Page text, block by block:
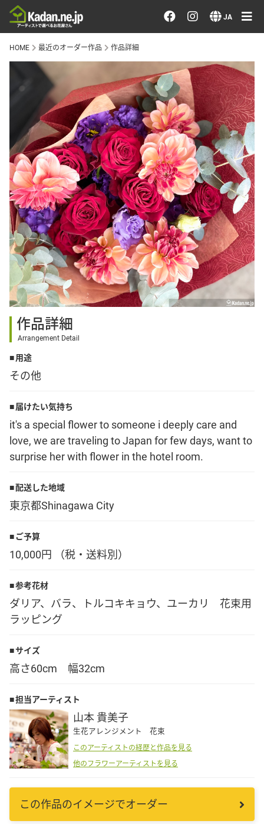
JA
お花を注文する・探す
おまかせ注文
最近のオーダー作品
アーティストで選ぶ
届けたい気持ちで選ぶ
会員メニュー
ログイン
会員登録
その他
プライバシーポリシー
instagram
Language
HOME 最近のオーダー作品 作品詳細
作品詳細
Arrangement Detail
用途
その他
届けたい気持ち
it's a special flower to someone i deeply care and
love, we are traveling to Japan for few days, want to
surprise her with flower in the hotel room.
配送した地域
東京都Shinagawa City
ご予算
10,000円 （税・送料別）
参考花材
ダリア、バラ、トルコキキョウ、ユーカリ 花束用
ラッピング
サイズ
高さ60cm 幅32cm
担当アーティスト
山本 貴美子
生花アレンジメント 花束
このアーティストの経歴と作品を見る
他のフラワーアーティストを見る
この作品のイメージでオーダー